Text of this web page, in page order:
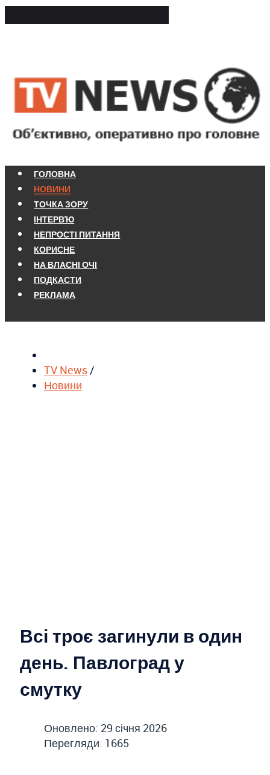
ГОЛОВНА
НОВИНИ
ТОЧКА ЗОРУ
ІНТЕРВ'Ю
НЕПРОСТІ ПИТАННЯ
КОРИСНЕ
НА ВЛАСНІ ОЧІ
ПОДКАСТИ
РЕКЛАМА
TV News/
Новини
Всі троє загинули в один
день. Павлоград у
смутку
Оновлено: 29 січня 2026
Перегляди: 1665